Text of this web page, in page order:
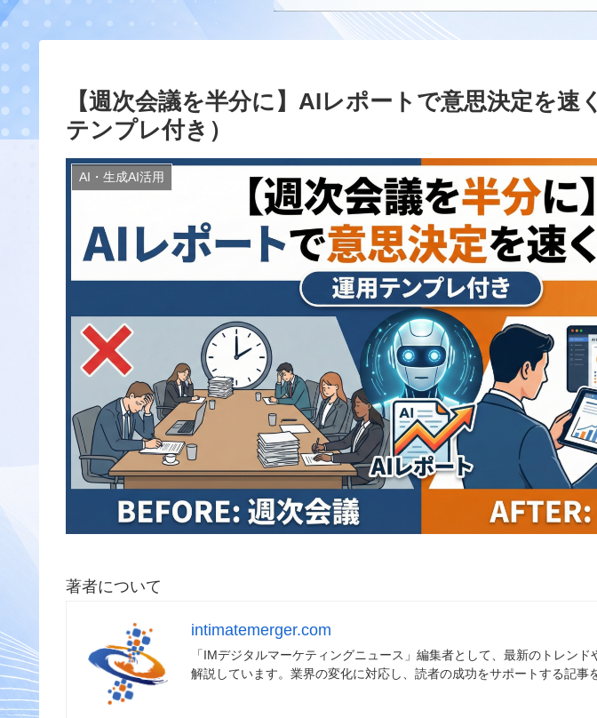
【週次会議を半分に】AIレポートで意思決定を速
テンプレ付き）
AI・生成AI活用
著者について
intimatemerger.com
「IMデジタルマーケティングニュース」編集者として、最新のトレンド
解説しています。業界の変化に対応し、読者の成功をサポートする記事